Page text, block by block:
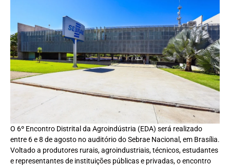
O 6º Encontro Distrital da Agroindústria (EDA) será realizado
entre 6 e 8 de agosto no auditório do Sebrae Nacional, em Brasília.
Voltado a produtores rurais, agroindustriais, técnicos, estudantes
e representantes de instituições públicas e privadas, o encontro